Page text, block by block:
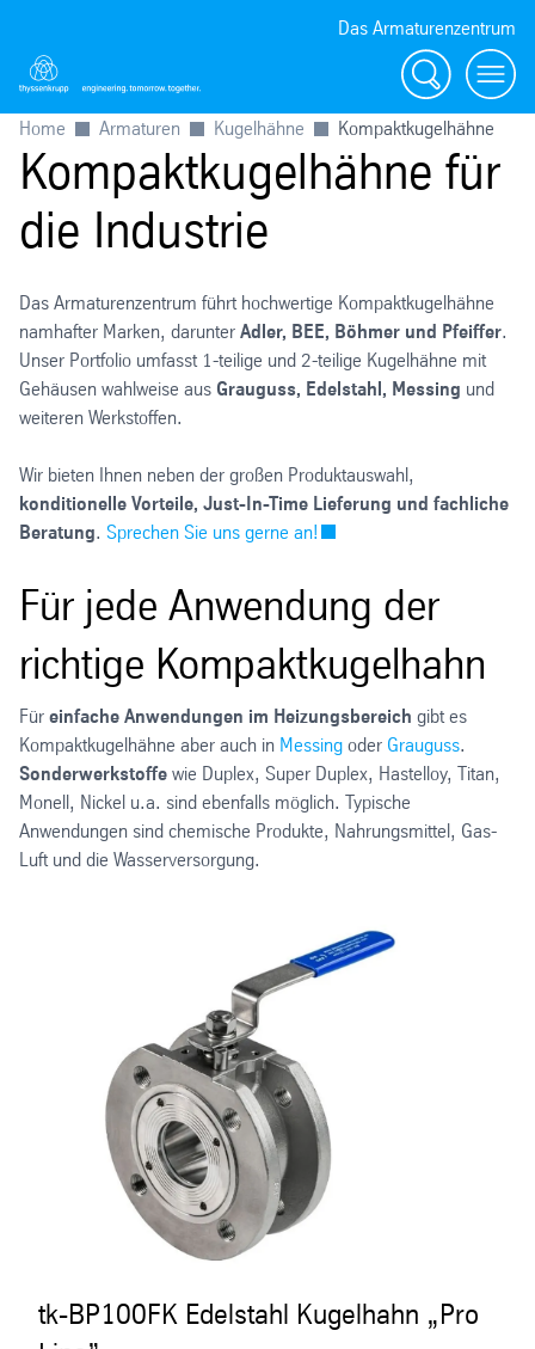
Das Armaturenzentrum
Suche
Menü
Home Armaturen Kugelhähne Kompaktkugelhähne
Kompaktkugelhähne für
die Industrie
Das Armaturenzentrum führt hochwertige Kompaktkugelhähne
namhafter Marken, darunter Adler, BEE, Böhmer und Pfeiffer.
Unser Portfolio umfasst 1-teilige und 2-teilige Kugelhähne mit
Gehäusen wahlweise aus Grauguss, Edelstahl, Messing und
weiteren Werkstoffen.
Wir bieten Ihnen neben der großen Produktauswahl,
konditionelle Vorteile, Just-In-Time Lieferung und fachliche
Beratung. Sprechen Sie uns gerne an!
Für jede Anwendung der
richtige Kompaktkugelhahn
Für einfache Anwendungen im Heizungsbereich gibt es
Kompaktkugelhähne aber auch in Messing oder Grauguss.
Sonderwerkstoffe wie Duplex, Super Duplex, Hastelloy, Titan,
Monell, Nickel u.a. sind ebenfalls möglich. Typische
Anwendungen sind chemische Produkte, Nahrungsmittel, Gas-
Luft und die Wasserversorgung.
tk-BP100FK Edelstahl Kugelhahn „Pro